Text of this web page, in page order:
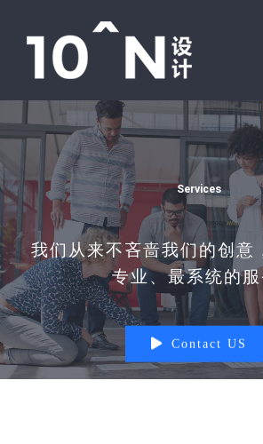
Services
我们从来不吝啬我们的创意
专业、最系统的
Contact US